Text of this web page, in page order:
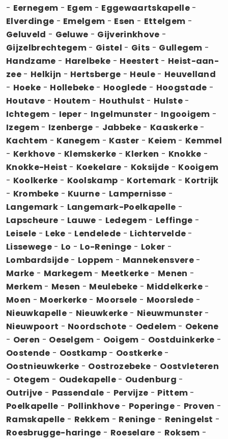
- Eernegem - Egem - Eggewaartskapelle-
Elverdinge - Emelgem - Esen - Ettelgem -
Geluveld - Geluwe - Gijverinkhove -
Gijzelbrechtegem - Gistel - Gits - Gullegem -
Handzame - Harelbeke - Heestert - Heist-aan-
zee- Helkijn - Hertsberge - Heule- Heuvelland
- Hoeke - Hollebeke - Hooglede - Hoogstade -
Houtave - Houtem - Houthulst - Hulste-
Ichtegem - Ieper - Ingelmunster- Ingooigem -
Izegem- Izenberge - Jabbeke - Kaaskerke-
Kachtem - Kanegem - Kaster - Keiem- Kemmel
- Kerkhove - Klemskerke - Klerken - Knokke -
Knokke-Heist - Koekelare - Koksijde - Kooigem
- Koolkerke - Koolskamp - Kortemark - Kortrijk
- Krombeke - Kuurne - Lampernisse -
Langemark- Langemark-Poelkapelle -
Lapscheure - Lauwe - Ledegem - Leffinge -
Leisele - Leke - Lendelede - Lichtervelde -
Lissewege- Lo - Lo-Reninge - Loker -
Lombardsijde- Loppem - Mannekensvere-
Marke - Markegem - Meetkerke - Menen -
Merkem- Mesen - Meulebeke - Middelkerke-
Moen - Moerkerke - Moorsele - Moorslede -
Nieuwkapelle- Nieuwkerke - Nieuwmunster-
Nieuwpoort - Noordschote - Oedelem- Oekene
- Oeren - Oeselgem - Ooigem - Oostduinkerke -
Oostende - Oostkamp - Oostkerke-
Oostnieuwkerke - Oostrozebeke - Oostvleteren
- Otegem - Oudekapelle - Oudenburg -
Outrijve - Passendale - Pervijze - Pittem -
Poelkapelle - Pollinkhove - Poperinge- Proven -
Ramskapelle - Rekkem - Reninge - Reningelst -
Roesbrugge-haringe - Roeselare - Roksem -